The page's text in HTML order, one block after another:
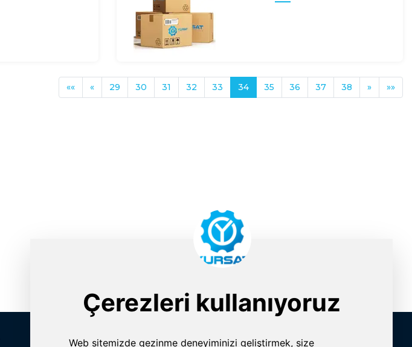
«« « 29 30 31 32 33 34 35 36 37 38 » »»
İletişim Bilgileri